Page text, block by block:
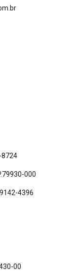
8724
000
4396
00